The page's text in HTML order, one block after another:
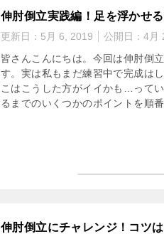
伸肘倒立実践編！足を浮かせ
更新日： 5月 6, 2019 公開日： 4月
皆さんこんにちは。今回は伸肘倒
す。実は私もまだ練習中で完成は
こはこうした方がイイかも…って
るまでのいくつかのポイントを順
伸肘倒立にチャレンジ！コツ